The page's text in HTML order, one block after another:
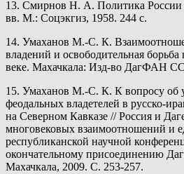
13. Смирнов Н. А. Политика
вв. М.: Соцэкгиз, 1958. 244 с.
14. Умаханов М.-С. К.
владений и освободительная
веке. Махачкала: Изд-во ДагФАН
15. Умаханов М.-С. К. К вопросу об
феодальных владетелей в русско-
на Северном Кавказе // Россия и
многовековых взаимоотношений и
республиканской научной
окончательному присоединению
Махачкала, 2009. С. 253-257.